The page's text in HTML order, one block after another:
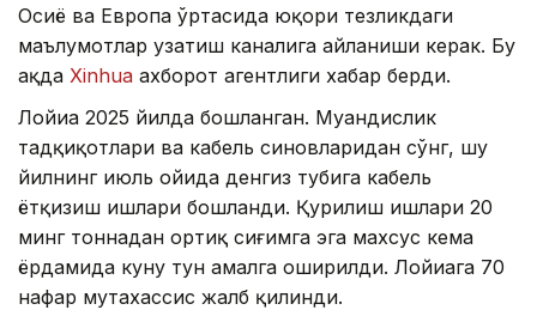
Осиё ва Европа ўртасида юқори тезликдаги
маълумотлар узатиш каналига айланиши керак. Бу
ҳақда Xinhua ахборот агентлиги хабар берди.
Лойиҳа 2025 йилда бошланган. Муҳандислик
тадқиқотлари ва кабель синовларидан сўнг, шу
йилнинг июль ойида денгиз тубига кабель
ётқизиш ишлари бошланди. Қурилиш ишлари 20
минг тоннадан ортиқ сиғимга эга махсус кема
ёрдамида куну тун амалга оширилди. Лойиҳага 70
нафар мутахассис жалб қилинди.